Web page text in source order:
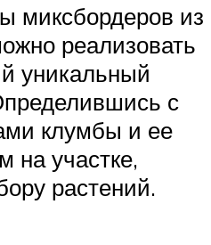
миксбордеров из
реализовать
уникальный
с
клумбы и ее
на участке,
растений.